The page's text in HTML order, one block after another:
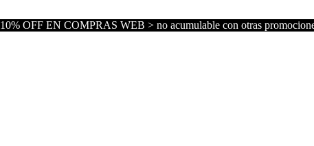
10% OFF EN COMPRAS WEB > no acumulable con otras